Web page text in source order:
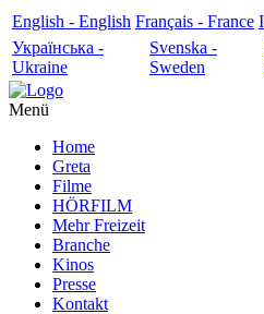
English - English Français - France
Українська -
Ukraine
Svenska -
Sweden
Menü
Home
Greta
Filme
HÖRFILM
Mehr Freizeit
Branche
Kinos
Presse
Kontakt